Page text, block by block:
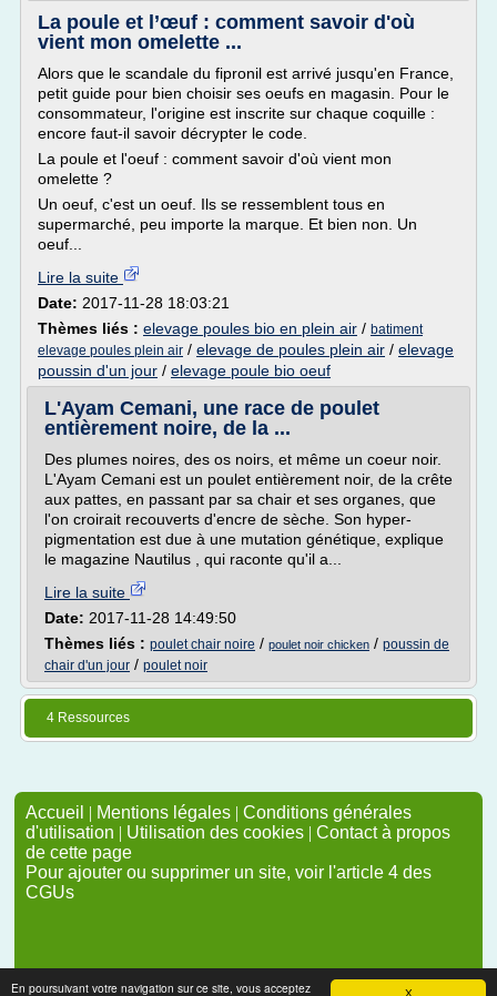
X
En poursuivant votre navigation sur ce site, vous acceptez
La poule et l’œuf : comment savoir d'où
vient mon omelette ...
Alors que le scandale du fipronil est arrivé jusqu'en France,
petit guide pour bien choisir ses oeufs en magasin. Pour le
consommateur, l'origine est inscrite sur chaque coquille :
encore faut-il savoir décrypter le code.
La poule et l'oeuf : comment savoir d'où vient mon
omelette ?
Un oeuf, c'est un oeuf. Ils se ressemblent tous en
supermarché, peu importe la marque. Et bien non. Un
oeuf...
Lire la suite
Date: 2017-11-28 18:03:21
Thèmes liés : elevage poules bio en plein air / batiment
elevage poules plein air / elevage de poules plein air / elevage
poussin d'un jour / elevage poule bio oeuf
L'Ayam Cemani, une race de poulet
entièrement noire, de la ...
Des plumes noires, des os noirs, et même un coeur noir.
L'Ayam Cemani est un poulet entièrement noir, de la crête
aux pattes, en passant par sa chair et ses organes, que
l'on croirait recouverts d'encre de sèche. Son hyper-
pigmentation est due à une mutation génétique, explique
le magazine Nautilus , qui raconte qu'il a...
Lire la suite
Date: 2017-11-28 14:49:50
Thèmes liés : poulet chair noire / poulet noir chicken / poussin de
chair d'un jour / poulet noir
4 Ressources
Accueil | Mentions légales | Conditions générales
d'utilisation | Utilisation des cookies | Contact à propos
de cette page
Pour ajouter ou supprimer un site, voir l'article 4 des
CGUs